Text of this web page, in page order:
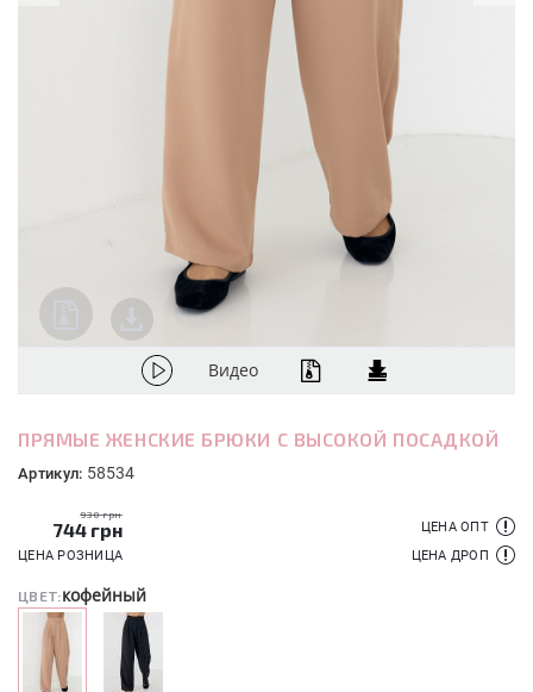
Видео
ПРЯМЫЕ ЖЕНСКИЕ БРЮКИ С ВЫСОКОЙ ПОСАДКОЙ
Артикул: 58534
930 грн
744 грн
ЦЕНА РОЗНИЦА
ЦЕНА ОПТ
ЦЕНА ДРОП
ЦВЕТ:кофейный